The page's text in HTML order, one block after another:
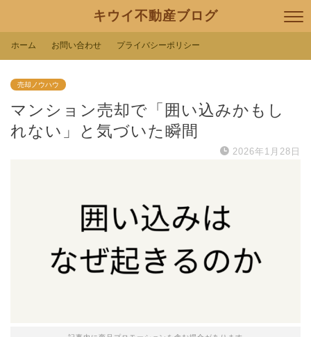
キウイ不動産ブログ
ホーム お問い合わせ プライバシーポリシー
売却ノウハウ
マンション売却で「囲い込みかもし
れない」と気づいた瞬間
2026年1月28日